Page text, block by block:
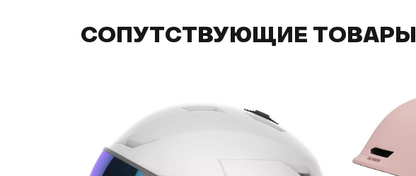
СОПУТСТВУЮЩИЕ ТОВАРЫ